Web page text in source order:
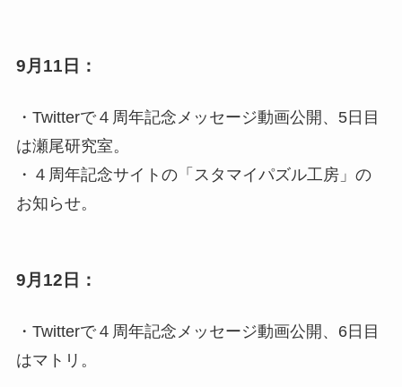
9月11日：
・Twitterで４周年記念メッセージ動画公開、5日目
は瀬尾研究室。
・４周年記念サイトの「スタマイパズル工房」の
お知らせ。
9月12日：
・Twitterで４周年記念メッセージ動画公開、6日目
はマトリ。